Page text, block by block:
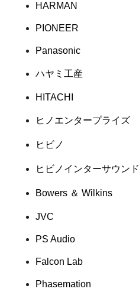
HARMAN
PIONEER
Panasonic
ハヤミ工産
HITACHI
ヒノエンタープライズ
ヒビノ
ヒビノインターサウンド
Bowers ＆ Wilkins
JVC
PS Audio
Falcon Lab
Phasemation